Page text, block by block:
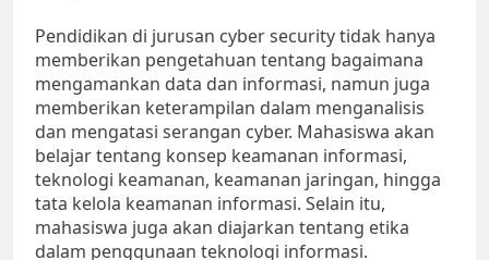
Pendidikan di jurusan cyber security tidak hanya
memberikan pengetahuan tentang bagaimana
mengamankan data dan informasi, namun juga
memberikan keterampilan dalam menganalisis
dan mengatasi serangan cyber. Mahasiswa akan
belajar tentang konsep keamanan informasi,
teknologi keamanan, keamanan jaringan, hingga
tata kelola keamanan informasi. Selain itu,
mahasiswa juga akan diajarkan tentang etika
dalam penggunaan teknologi informasi.